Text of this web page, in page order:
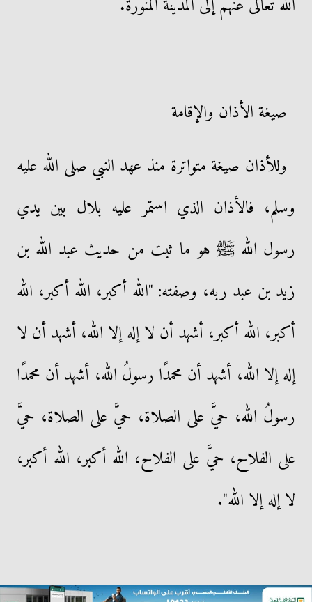
الله تعالى عنهم إلى المدينة المنورة.
صيغة الأذان والإقامة
وللأذان صيغة متواترة منذ عهد النبي صلى الله عليه
وسلم، فالأذان الذي استمر عليه بلال بين يدي
رسول الله ﷺ هو ما ثبت من حديث عبد الله بن
زيد بن عبد ربه، وصفته: "الله أكبر، الله أكبر، الله
أكبر، الله أكبر، أشهد أن لا إله إلا الله، أشهد أن لا
إله إلا الله، أشهد أن محمدًا رسولُ الله، أشهد أن محمدًا
رسولُ الله، حيَّ على الصلاة، حيَّ على الصلاة، حيَّ
على الفلاح، حيَّ على الفلاح، الله أكبر، الله أكبر،
لا إله إلا الله".